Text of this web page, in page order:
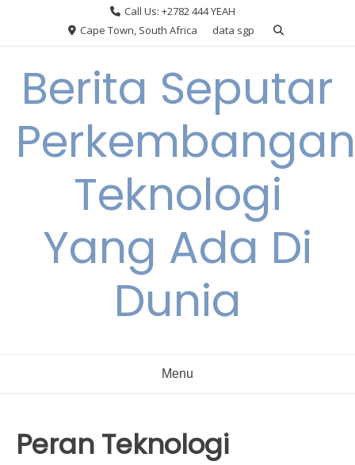
Call Us: +2782 444 YEAH
Cape Town, South Africa
data sgp
Berita Seputar
Perkembangan
Teknologi
Yang Ada Di
Dunia
Menu
Peran Teknologi